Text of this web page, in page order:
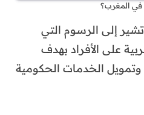
في المغرب؟
إلى الرسوم التي
على الأفراد بهدف
وتمويل الخدمات الحكومية